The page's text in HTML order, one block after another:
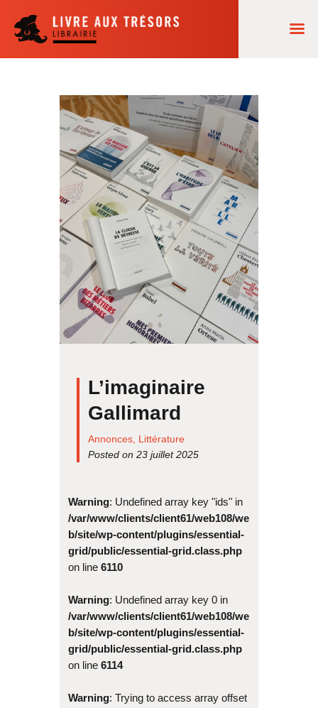
ACCUEIL
NOS LECTURES
AGENDA
COMMANDES
LA LIBRAIRIE
L’imaginaire
Gallimard
Annonces Littérature
Posted on 23 juillet 2025
Warning: Undefined array key "ids" in
/var/www/clients/client61/web108/we
b/site/wp-content/plugins/essential-
grid/public/essential-grid.class.php
on line 6110
Warning: Undefined array key 0 in
/var/www/clients/client61/web108/we
b/site/wp-content/plugins/essential-
grid/public/essential-grid.class.php
on line 6114
Warning: Trying to access array offset